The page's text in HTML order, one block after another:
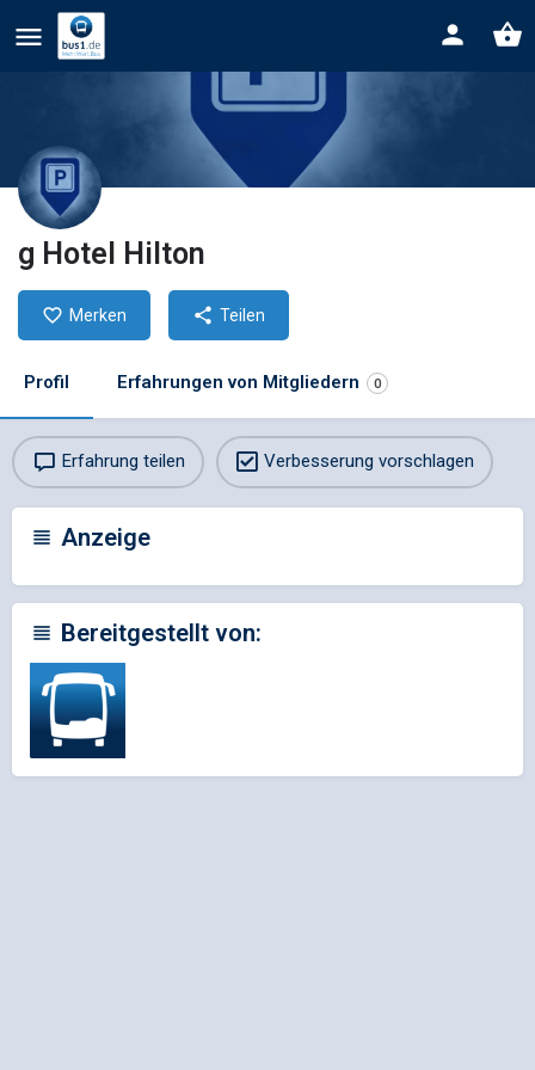
g Hotel Hilton
Merken Teilen
Profil Erfahrungen von Mitgliedern 0
Erfahrung teilen Verbesserung vorschlagen
Anzeige
Bereitgestellt von: